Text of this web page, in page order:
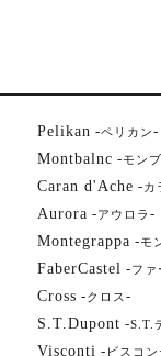
Pelikan -ペリカン-
Montbalnc -モン
Caran d'Ache -カ
Aurora -アウロラ -
Montegrappa -モ
FaberCastel -ファ
Cross -クロス-
S.T.Dupont -S.T.
Visconti - ビスコ